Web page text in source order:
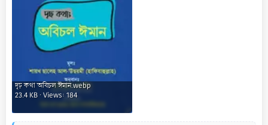
দৃঢ় কথা অবিচল ঈমান.webp
23.4 KB · Views: 184